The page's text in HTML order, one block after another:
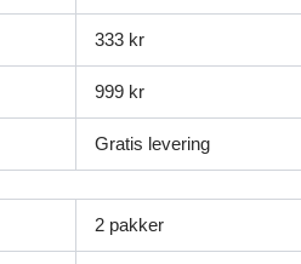
333 kr
999 kr
Gratis levering
2 pakker